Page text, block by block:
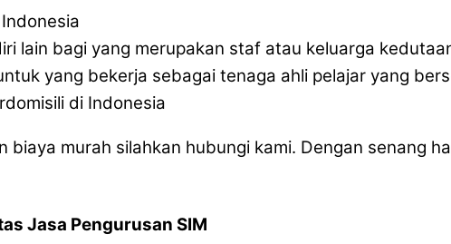
lain bagi yang merupakan staf atau keluarga
yang bekerja sebagai tenaga ahli pelajar yang
di Indonesia
murah silahkan hubungi kami. Dengan senang
Jasa Pengurusan SIM